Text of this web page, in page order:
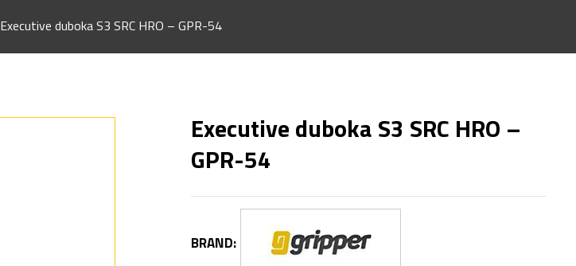
Executive duboka S3 SRC HRO – GPR-54
Executive duboka S3 SRC HRO –
GPR-54
BRAND: